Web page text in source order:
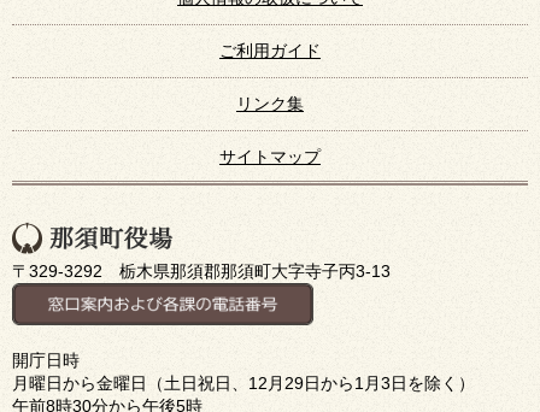
ご利用ガイド
リンク集
サイトマップ
〒329-3292 栃木県那須郡那須町大字寺子丙3-13
開庁日時
月曜日から金曜日（土日祝日、12月29日から1月3日を除く）
午前8時30分から午後5時